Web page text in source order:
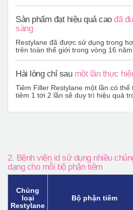
Sản phẩm đạt hiệu quả cao đã
sàng
Restylane đã được sử dụng trong
trên toàn thế giới trong vòng 16 năm
Hài lòng chỉ sau một lần thực
Tiêm Filler Restylane một lần có
tiêm 1 tới 2 lần sẽ duy trì hiệu quả
2. Bệnh viện id sử dụng nhiều
dạng cho mỗi bộ phận tiêm
Chủng
loại
Restylane
Bộ phận tiêm